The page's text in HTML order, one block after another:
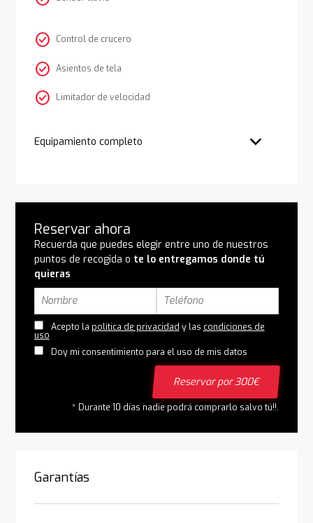
check_circle Control de crucero
check_circle Asientos de tela
check_circle Limitador de velocidad
Equipamiento completo
Reservar ahora
Recuerda que puedes elegir entre uno de nuestros
puntos de recogida o te lo entregamos donde tú
quieras
Acepto la política de privacidad y las condiciones de
uso
Doy mi consentimiento para el uso de mis datos
Reservar por 300€
* Durante 10 días nadie podrá comprarlo salvo tú!!.
Garantías